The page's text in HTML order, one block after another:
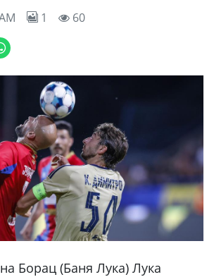
1 60
Борац (Баня Лука) Лука